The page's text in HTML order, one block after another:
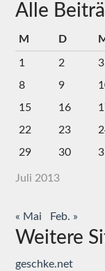
Alle
Juli 2013
M D
1 2 3
8
9
15
16
22
23
29
30
« Mai Feb. »
Weitere
geschke.net